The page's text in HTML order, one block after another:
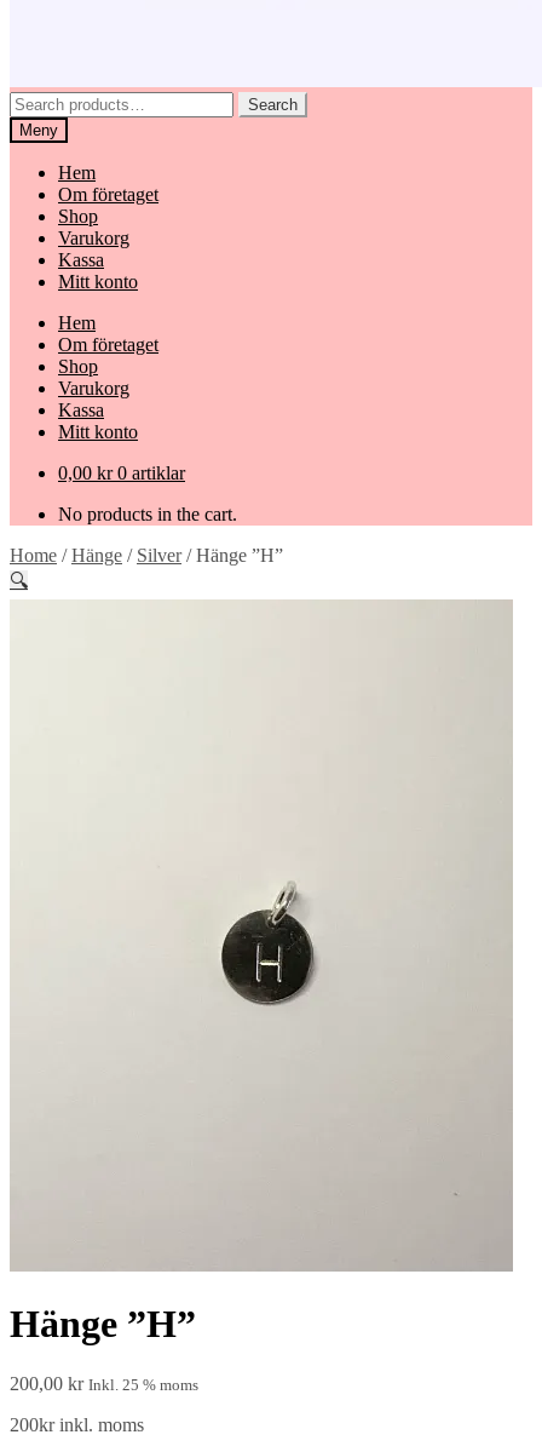
Search
for:
Search
Meny
Hem
Om företaget
Shop
Varukorg
Kassa
Mitt konto
Hem
Om företaget
Shop
Varukorg
Kassa
Mitt konto
0,00 kr 0 artiklar
No products in the cart.
Home /Hänge / Silver/Hänge ”H”
🔍
Hänge ”H”
200,00 kr Inkl. 25 % moms
200kr inkl. moms